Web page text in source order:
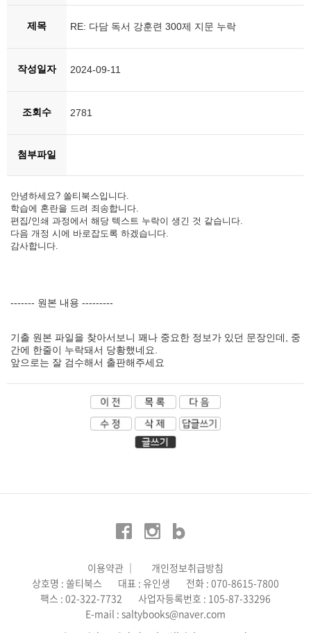
제목 RE: 다담 독서 강훈련 300제 지문 누락
작성일자 2024-09-11
조회수 2781
첨부파일
안녕하세요? 쏠티북스입니다.
학습에 혼란을 드려 죄송합니다.
편집/인쇄 과정에서 해당 텍스트 누락이 생긴 것 같습니다.
다음 개정 시에 바로잡도록 하겠습니다.
감사합니다.
------- 원본 내용 ---------
기출 원본 파일을 찾아서보니 꽤나 중요한 정보가 있던 문장인데, 중
간에 한줄이 누락돼서 당황했네요.
앞으로는 잘 검수해서 출판해주세요
이용약관
개인정보취급방침
상호명 : 쏠티북스
대표 : 유인생
전화 : 070-8615-7800
팩스 : 02-322-7732
사업자등록번호 : 105-87-33296
E-mail : saltybooks@naver.com